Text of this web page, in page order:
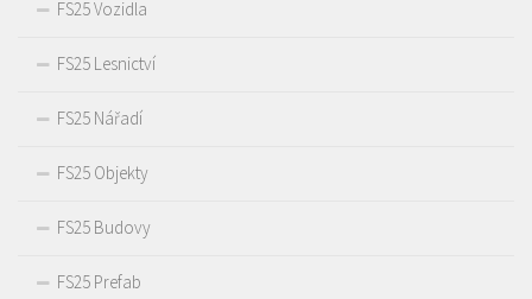
FS25 Vozidla
FS25 Lesnictví
FS25 Nářadí
FS25 Objekty
FS25 Budovy
FS25 Prefab